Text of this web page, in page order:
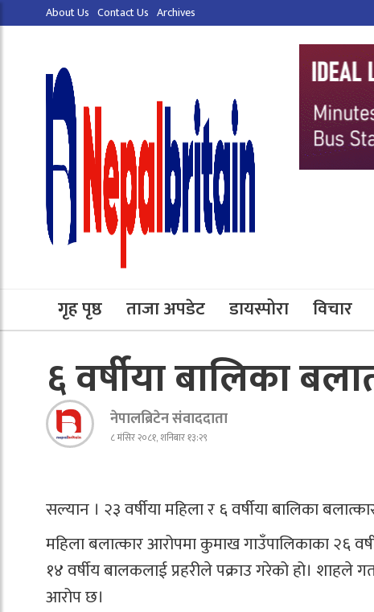
About Us Contact Us Archives
गृह पृष्ठ ताजा अपडेट डायस्पोरा विचार
६ वर्षीया बालिका
नेपालब्रिटेन संवाददाता
८ मंसिर २०८१, शनिबार १३:२९
सल्यान । २३ वर्षीया महिला र ६ वर्षीया बालिका
महिला बलात्कार आरोपमा कुमाख गाउँपालिकाका २६
१४ वर्षीय बालकलाई प्रहरीले पक्राउ गरेको हो।
आरोप छ।